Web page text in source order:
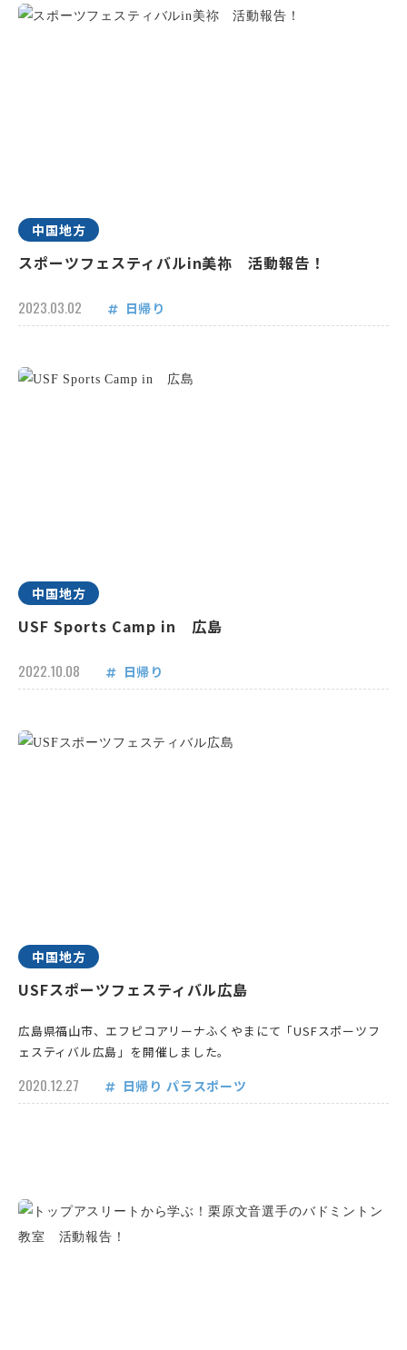
中国地方
スポーツフェスティバルin美祢 活動報告！
2023.03.02 日帰り
中国地方
USF Sports Camp in 広島
2022.10.08 日帰り
中国地方
USFスポーツフェスティバル広島
広島県福山市、エフピコアリーナふくやまにて「USFスポーツフ
ェスティバル広島」を開催しました。
2020.12.27 日帰り パラスポーツ